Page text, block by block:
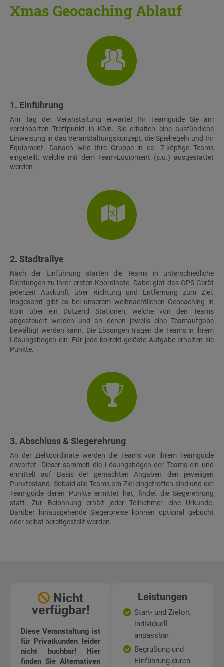
Xmas Geocaching Ablauf
1. Einführung
Am Tag der Veranstaltung erwartet Ihr Teamguide Sie am
vereinbarten Treffpunkt in Köln. Sie erhalten eine ausführliche
Einweisung in das Veranstaltungskonzept, die Spielregeln und Ihr
Equipment. Danach wird Ihre Gruppe in ca. 7-köpfige Teams
eingeteilt, welche mit dem Team-Equipment (s.u.) ausgestattet
werden.
2. Stadtrallye
Nach der Einführung starten die Teams in unterschiedliche
Richtungen zu ihrer ersten Koordinate. Dabei gibt das GPS Gerät
jederzeit Auskunft über Richtung und Entfernung zum Ziel.
Insgesamt gibt es bei unserem weihnachtlichen Geocaching in
Köln über ein Dutzend Stationen, welche von den Teams
angesteuert werden und an denen jeweils eine Teamaufgabe
bewältigt werden kann. Die Lösungen tragen die Teams in ihrem
Lösungsbogen ein. Für jede korrekt gelöste Aufgabe erhalten sie
Punkte.
3. Abschluss & Siegerehrung
An der Zielkoordinate werden die Teams von ihrem Teamguide
erwartet. Dieser sammelt die Lösungsbögen der Teams ein und
ermittelt auf Basis der gemachten Angaben den jeweiligen
Punktestand. Sobald alle Teams am Ziel eingetroffen sind und der
Teamguide deren Punkte ermittet hat, findet die Siegerehrung
statt. Zur Belohnung erhält jeder Teilnehmer eine Urkunde.
Darüber hinausgehende Siegerpreise können optional gebucht
oder selbst bereitgestellt werden.
Nicht
verfügbar!
Diese Veranstaltung ist
für Privatkunden leider
nicht buchbar! Hier
finden Sie Alternativen
Leistungen
Start- und Zielort
individuell
anpassbar
Begrüßung und
Einführung durch